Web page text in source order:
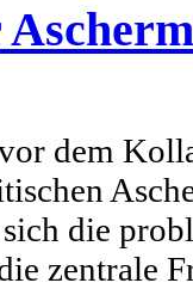
dem
die
zentrale